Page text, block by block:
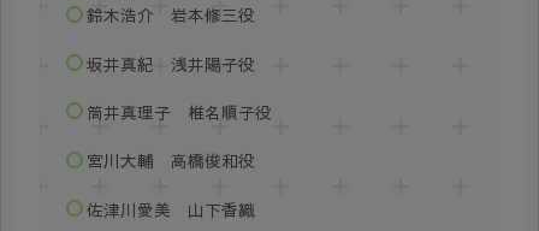
鈴木浩介 岩本修三役
坂井真紀 浅井陽子役
筒井真理子 椎名順子役
宮川大輔 高橋俊和役
佐津川愛美 山下香織